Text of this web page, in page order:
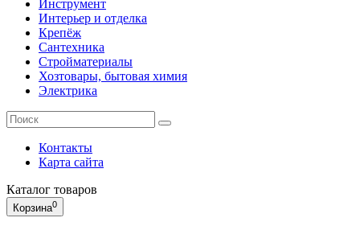
Инструмент
Интерьер и отделка
Крепёж
Сантехника
Стройматериалы
Хозтовары, бытовая химия
Электрика
Контакты
Карта сайта
Каталог товаров
Корзина0